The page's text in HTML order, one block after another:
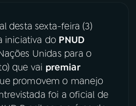
desta sexta-feira (3)
iniciativa do PNUD
Unidas para o
que vai premiar
promovem o manejo
foi a oficial de